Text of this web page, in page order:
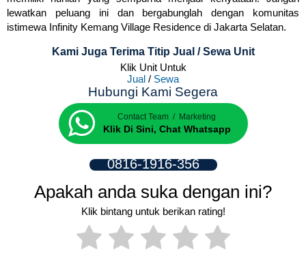
lewatkan peluang ini dan bergabunglah dengan komunitas
istimewa Infinity Kemang Village Residence di Jakarta Selatan.
Kami Juga Terima Titip Jual / Sewa Unit
Klik Unit Untuk
Jual / Sewa
Hubungi Kami Segera
Contact Team / Marketing
Klik Di Sini, Chat Whatsapp
0816-1916-356
Apakah anda suka dengan ini?
Klik bintang untuk berikan rating!